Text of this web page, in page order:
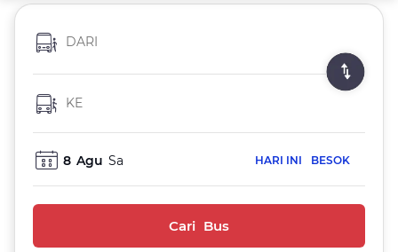
DARI
KE
8 Agu Sa HARI INI BESOK
Cari Bus